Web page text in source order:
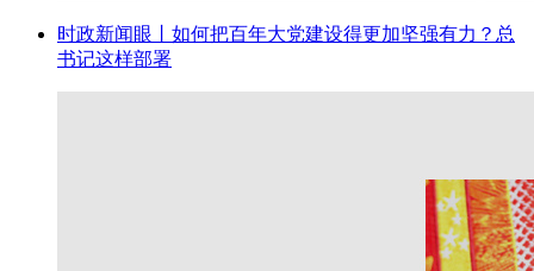
时政新闻眼丨如何把百年大党建设得更加坚强有力？总
书记这样部署